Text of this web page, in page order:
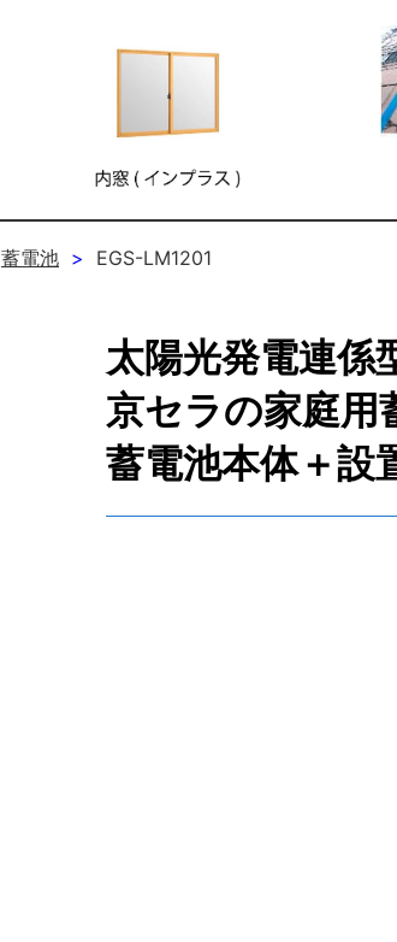
蓄電池 EGS-LM1201
太陽光発電連係
京セラの家庭用
蓄電池本体＋設